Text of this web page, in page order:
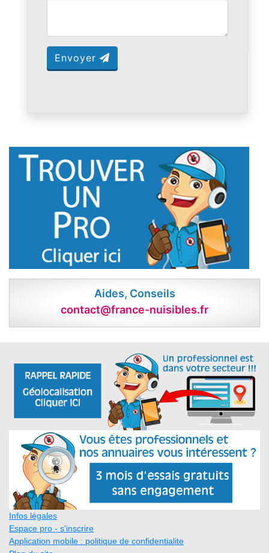
Envoyer
Aides, Conseils
contact@france-nuisibles.fr
Infos légales
Espace pro - s'inscrire
Application mobile : politique de confidentialite